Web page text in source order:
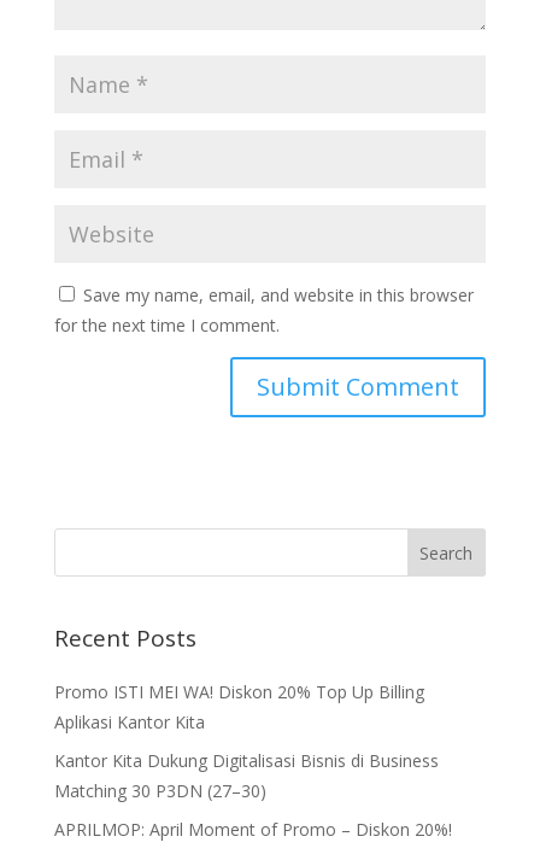
Save my name, email, and website in this browser
for the next time I comment.
Recent Posts
Promo ISTI MEI WA! Diskon 20% Top Up Billing
Aplikasi Kantor Kita
Kantor Kita Dukung Digitalisasi Bisnis di Business
Matching 30 P3DN (27–30)
APRILMOP: April Moment of Promo – Diskon 20%!